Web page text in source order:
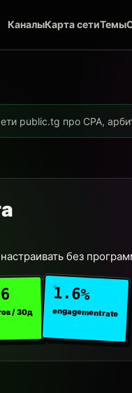
КаналыКарта сетиТемы
public.tg про CPA,
без
/ 30д
1.6%
engagement rate